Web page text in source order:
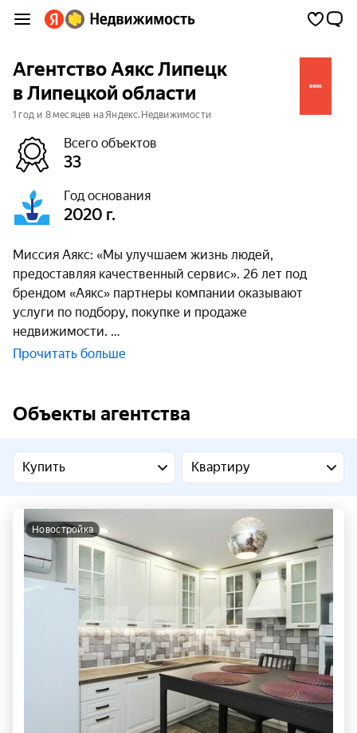
Агентство Аякс Липецк
в Липецкой области
1 год и 8 месяцев на Яндекс.Недвижимости
Всего объектов
33
Год основания
2020 г.
Миссия Аякс: «Мы улучшаем жизнь людей,
предоставляя качественный сервис». 26 лет под
брендом «Аякс» партнеры компании оказывают
услуги по подбору, покупке и продаже
недвижимости.
Прочитать больше
Объекты агентства
Купить Квартиру
новостройка